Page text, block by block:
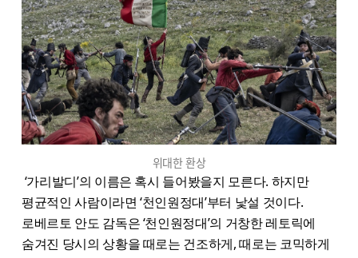
위대한 환상
‘가리발디’의 이름은 혹시 들어봤을지 모른다. 하지만
평균적인 사람이라면 ‘천인원정대’부터 낯설 것이다.
로베르토 안도 감독은 ‘천인원정대’의 거창한 레토릭에
숨겨진 당시의 상황을 때로는 건조하게, 때로는 코믹하게